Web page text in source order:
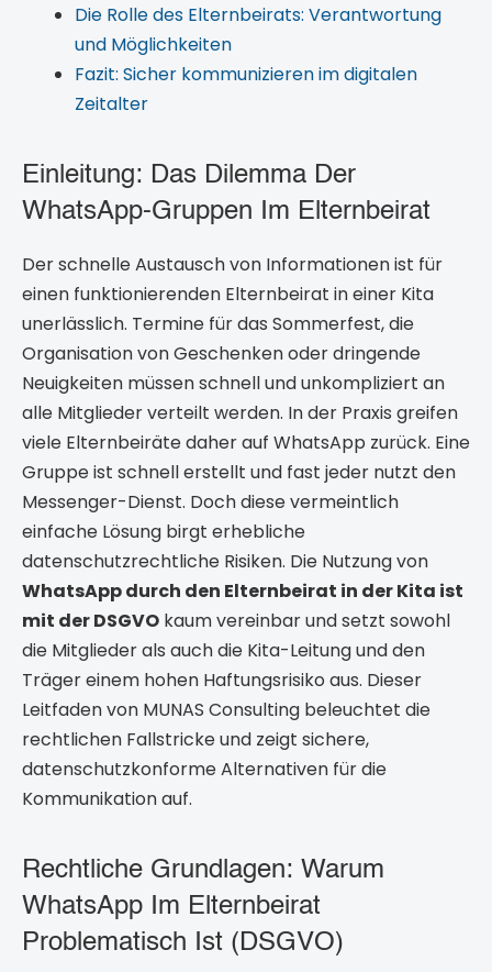
Die Rolle des Elternbeirats: Verantwortung
und Möglichkeiten
Fazit: Sicher kommunizieren im digitalen
Zeitalter
Einleitung: Das Dilemma Der
WhatsApp-Gruppen Im Elternbeirat
Der schnelle Austausch von Informationen ist für
einen funktionierenden Elternbeirat in einer Kita
unerlässlich. Termine für das Sommerfest, die
Organisation von Geschenken oder dringende
Neuigkeiten müssen schnell und unkompliziert an
alle Mitglieder verteilt werden. In der Praxis greifen
viele Elternbeiräte daher auf WhatsApp zurück. Eine
Gruppe ist schnell erstellt und fast jeder nutzt den
Messenger-Dienst. Doch diese vermeintlich
einfache Lösung birgt erhebliche
datenschutzrechtliche Risiken. Die Nutzung von
WhatsApp durch den Elternbeirat in der Kita ist
mit der DSGVO kaum vereinbar und setzt sowohl
die Mitglieder als auch die Kita-Leitung und den
Träger einem hohen Haftungsrisiko aus. Dieser
Leitfaden von MUNAS Consulting beleuchtet die
rechtlichen Fallstricke und zeigt sichere,
datenschutzkonforme Alternativen für die
Kommunikation auf.
Rechtliche Grundlagen: Warum
WhatsApp Im Elternbeirat
Problematisch Ist (DSGVO)